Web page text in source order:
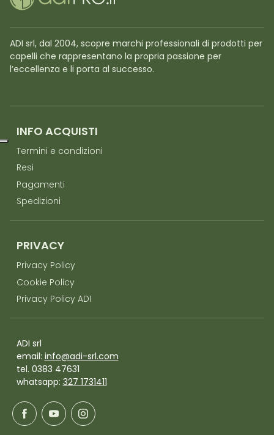
ADI srl, dal 2004, scopre marchi professionali di prodotti per
capelli che rappresentano la propria passione per
l’eccellenza e li porta al successo.
INFO ACQUISTI
Termini e condizioni
Resi
Pagamenti
Spedizioni
PRIVACY
Privacy Policy
Cookie Policy
Privacy Policy ADI
ADI srl
email: info@adi-srl.com
tel. 0383 47631
whatsapp: 327 1731411